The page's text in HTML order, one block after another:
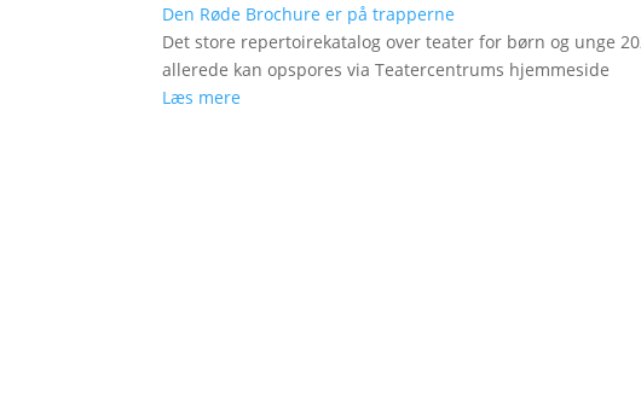
Den Røde Brochure er på trapperne
Det store repertoirekatalog over teater for børn og unge
allerede kan opspores via Teatercentrums hjemmeside
Læs mere